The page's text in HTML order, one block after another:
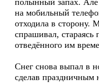
полынный запах. Але
на мобильный
отходила в сторону.
спрашивал,
отведённого им
Снег снова выпал в
сделав праздничным